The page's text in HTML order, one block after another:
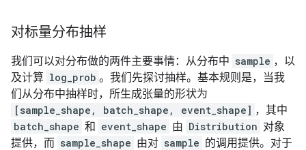
对标量分布抽样
我们可以对分布做的两件主要事情：从分布中 sample ，以
及计算 log_prob 。我们先探讨抽样。基本规则是，当我
们从分布中抽样时，所生成张量的形状为
[sample_shape, batch_shape, event_shape] ，其中
batch_shape 和 event_shape 由 Distribution 对象
提供，而 sample_shape 由对 sample 的调用提供。对于